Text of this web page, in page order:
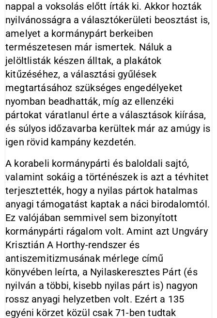
nappal a voksolás előtt írták ki. Akkor hozták
nyilvánosságra a választókerületi beosztást is,
amelyet a kormánypárt berkeiben
természetesen már ismertek. Náluk a
jelöltlisták készen álltak, a plakátok
kitűzéséhez, a választási gyűlések
megtartásához szükséges engedélyeket
nyomban beadhatták, míg az ellenzéki
pártokat váratlanul érte a választások kiírása,
és súlyos időzavarba kerültek már az amúgy is
igen rövid kampány kezdetén.
A korabeli kormánypárti és baloldali sajtó,
valamint sokáig a történészek is azt a tévhitet
terjesztették, hogy a nyilas pártok hatalmas
anyagi támogatást kaptak a náci birodalomtól.
Ez valójában semmivel sem bizonyított
kormánypárti rágalom volt. Amint azt Ungváry
Krisztián A Horthy-rendszer és
antiszemitizmusának mérlege című
könyvében leírta, a Nyilaskeresztes Párt (és
nyilván a többi, kisebb nyilas párt is) nagyon
rossz anyagi helyzetben volt. Ezért a 135
egyéni körzet közül csak 71-ben tudtak